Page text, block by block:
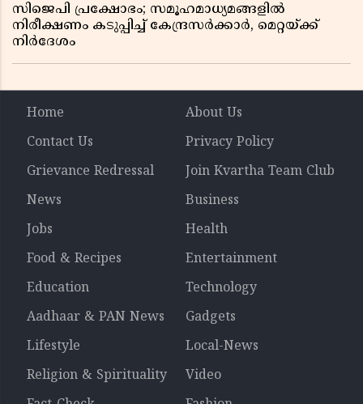
സിജെപി പ്രക്ഷോഭം; സമൂഹമാധ്യമങ്ങളിൽ
നിരീക്ഷണം കടുപ്പിച്ച് കേന്ദ്രസർക്കാർ, മെറ്റയ്ക്ക്
നിർദേശം
Home
About Us
Contact Us
Privacy Policy
Grievance Redressal
Join Kvartha Team Club
News
Business
Jobs
Health
Food & Recipes
Entertainment
Education
Technology
Aadhaar & PAN News
Gadgets
Lifestyle
Local-News
Religion & Spirituality
Video